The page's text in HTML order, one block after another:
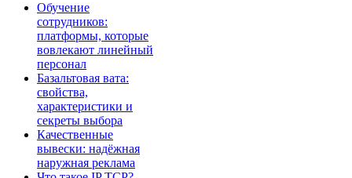
Обучение
сотрудников:
платформы, которые
вовлекают линейный
персонал
Базальтовая вата:
свойства,
характеристики и
секреты выбора
Качественные
вывески: надёжная
наружная реклама